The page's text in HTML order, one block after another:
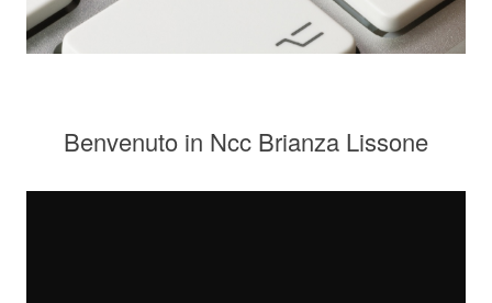
Benvenuto in Ncc Brianza Lissone